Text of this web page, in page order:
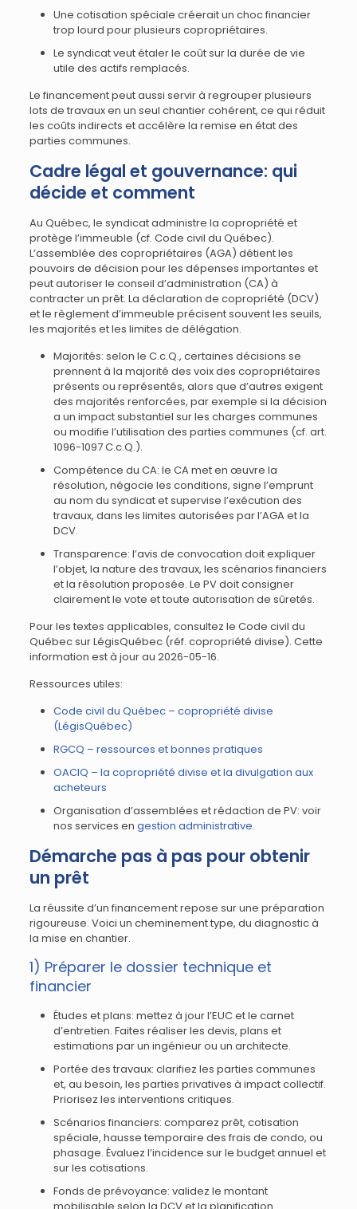
Une cotisation spéciale créerait un choc financier
trop lourd pour plusieurs copropriétaires.
Le syndicat veut étaler le coût sur la durée de vie
utile des actifs remplacés.
Le financement peut aussi servir à regrouper plusieurs
lots de travaux en un seul chantier cohérent, ce qui réduit
les coûts indirects et accélère la remise en état des
parties communes.
Cadre légal et gouvernance: qui
décide et comment
Au Québec, le syndicat administre la copropriété et
protège l’immeuble (cf. Code civil du Québec).
L’assemblée des copropriétaires (AGA) détient les
pouvoirs de décision pour les dépenses importantes et
peut autoriser le conseil d’administration (CA) à
contracter un prêt. La déclaration de copropriété (DCV)
et le règlement d’immeuble précisent souvent les seuils,
les majorités et les limites de délégation.
Majorités: selon le C.c.Q., certaines décisions se
prennent à la majorité des voix des copropriétaires
présents ou représentés, alors que d’autres exigent
des majorités renforcées, par exemple si la décision
a un impact substantiel sur les charges communes
ou modifie l’utilisation des parties communes (cf. art.
1096-1097 C.c.Q.).
Compétence du CA: le CA met en œuvre la
résolution, négocie les conditions, signe l’emprunt
au nom du syndicat et supervise l’exécution des
travaux, dans les limites autorisées par l’AGA et la
DCV.
Transparence: l’avis de convocation doit expliquer
l’objet, la nature des travaux, les scénarios financiers
et la résolution proposée. Le PV doit consigner
clairement le vote et toute autorisation de sûretés.
Pour les textes applicables, consultez le Code civil du
Québec sur LégisQuébec (réf. copropriété divise). Cette
information est à jour au 2026-05-16.
Ressources utiles:
Code civil du Québec – copropriété divise
(LégisQuébec)
RGCQ – ressources et bonnes pratiques
OACIQ – la copropriété divise et la divulgation aux
acheteurs
Organisation d’assemblées et rédaction de PV: voir
nos services en gestion administrative.
Démarche pas à pas pour obtenir
un prêt
La réussite d’un financement repose sur une préparation
rigoureuse. Voici un cheminement type, du diagnostic à
la mise en chantier.
1) Préparer le dossier technique et
financier
Études et plans: mettez à jour l’EUC et le carnet
d’entretien. Faites réaliser les devis, plans et
estimations par un ingénieur ou un architecte.
Portée des travaux: clarifiez les parties communes
et, au besoin, les parties privatives à impact collectif.
Priorisez les interventions critiques.
Scénarios financiers: comparez prêt, cotisation
spéciale, hausse temporaire des frais de condo, ou
phasage. Évaluez l’incidence sur le budget annuel et
sur les cotisations.
Fonds de prévoyance: validez le montant